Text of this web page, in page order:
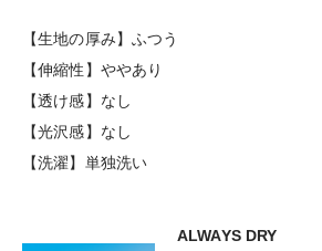
【生地の厚み】ふつう
【伸縮性】ややあり
【透け感】なし
【光沢感】なし
【洗濯】単独洗い
ALWAYS DRY